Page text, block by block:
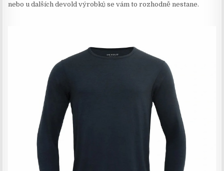
nebo u dalších devold výrobků se vám to rozhodně nestane.